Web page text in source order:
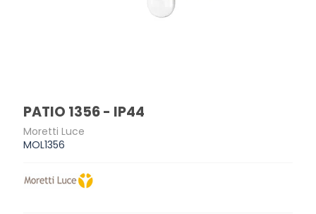
PATIO 1356 - IP44
Moretti Luce
MOL1356